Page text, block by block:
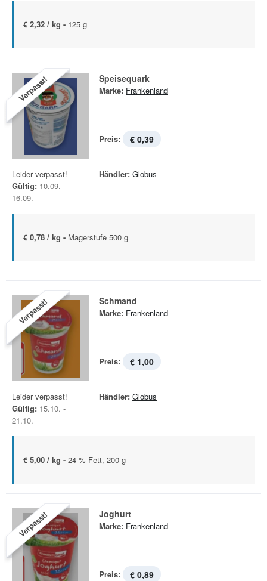
€ 2,32 / kg - 125 g
Verpasst! Speisequark
Marke: Frankenland
Preis: € 0,39
Leider verpasst!
Gültig: 10.09. -
16.09.
Händler: Globus
€ 0,78 / kg - Magerstufe 500 g
Verpasst! Schmand
Marke: Frankenland
Preis: € 1,00
Leider verpasst!
Gültig: 15.10. -
21.10.
Händler: Globus
€ 5,00 / kg - 24 % Fett, 200 g
Verpasst! Joghurt
Marke: Frankenland
Preis: € 0,89